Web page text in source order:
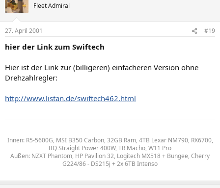
Fleet Admiral
27. April 2001 #19
hier der Link zum Swiftech
Hier ist der Link zur (billigeren) einfacheren Version ohne
Drehzahlregler:
http://www.listan.de/swiftech462.html
Innen: R5-5600G, MSI B350 Carbon, 32GB Ram, 4TB Lexar NM790, RX6700,
BQ Straight Power 400W, TR Macho, W11 Pro
Außen: NZXT Phantom, HP Pavilion 32, Logitech MX518 + Bungee, Cherry
G224/86 - DS215j + 2x 6TB Intenso